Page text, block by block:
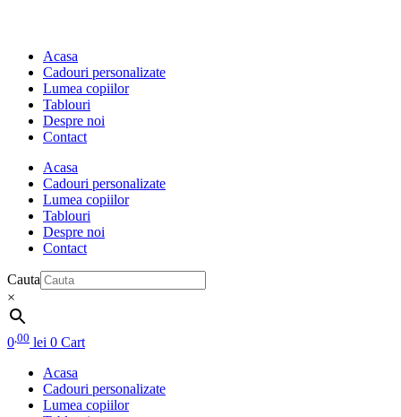
Acasa
Cadouri personalizate
Lumea copiilor
Tablouri
Despre noi
Contact
Acasa
Cadouri personalizate
Lumea copiilor
Tablouri
Despre noi
Contact
Cauta
×
0 ,00 lei 0 Cart
Acasa
Cadouri personalizate
Lumea copiilor